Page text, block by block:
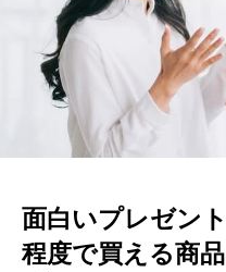
面白いプレゼン
程度で買える商